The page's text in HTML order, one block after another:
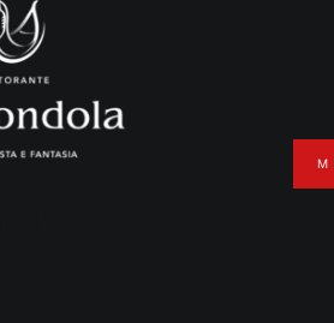
met